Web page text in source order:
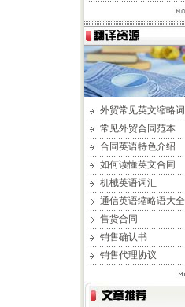
外贸常见英文缩略词
常见外贸合同范本
合同英语特色介绍
如何读懂英文合同
机械英语词汇
通信英语缩略语大全
售货合同
销售确认书
销售代理协议